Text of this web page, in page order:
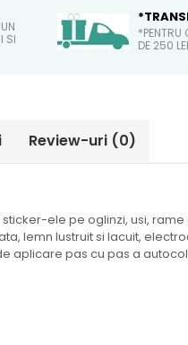
SI
*PENTRU
DE 250 LEI
Review-uri (0)
ele pe oglinzi, usi,
lemn lustruit si lacuit,
aplicare pas cu pas a